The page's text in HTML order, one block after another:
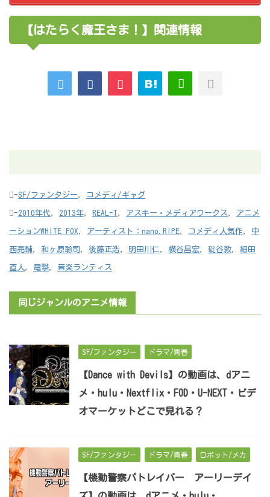
【はたらく魔王さま！】関連情報
-SF/ファンタジー, コメディ/ギャグ
-2010年代, 2013年, REAL-T , アスキー・メディアワークス, アニメ
ーションWHITE FOX, アーティスト：nano.RIPE, コメディ人気作, 中
西亮輔, 和ヶ原聡司 , 後藤正浩, 明田川仁, 横谷昌宏, 碇谷敦, 細田
直人, 電撃, 音楽ランティス
同じジャンルのアニメ情報
SF/ファンタジー ドラマ/青春
【Dance with Devils】の動画は、dアニ
メ・hulu・Nextflix・FOD・U-NEXT・ビデ
オマーケットどこで見れる？
SF/ファンタジー ドラマ/青春 ロボット/メカ
【機動警察パトレイバー アーリーデイ